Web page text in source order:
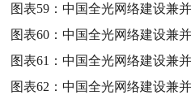
图表59：中国全光网络建设兼
图表60：中国全光网络建设兼
图表61：中国全光网络建设兼
图表62：中国全光网络建设兼